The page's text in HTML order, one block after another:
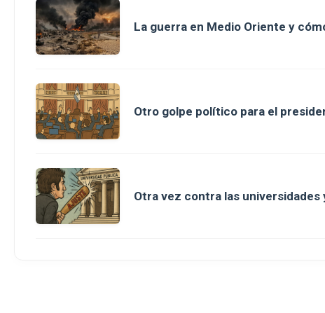
La guerra en Medio Oriente y
Otro golpe político para el
Otra vez contra las universidades